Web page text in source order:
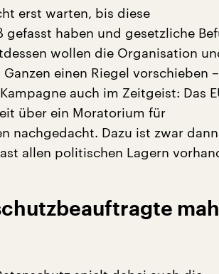
erst warten, bis diese
haben und gesetzliche
wollen die Organisation
einen Riegel vorschieben
auch im Zeitgeist: Das
über ein Moratorium für
nachgedacht. Dazu ist zwar
allen politischen Lagern